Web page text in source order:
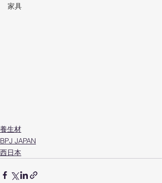
家具
養生材
BPJ JAPAN
西日本